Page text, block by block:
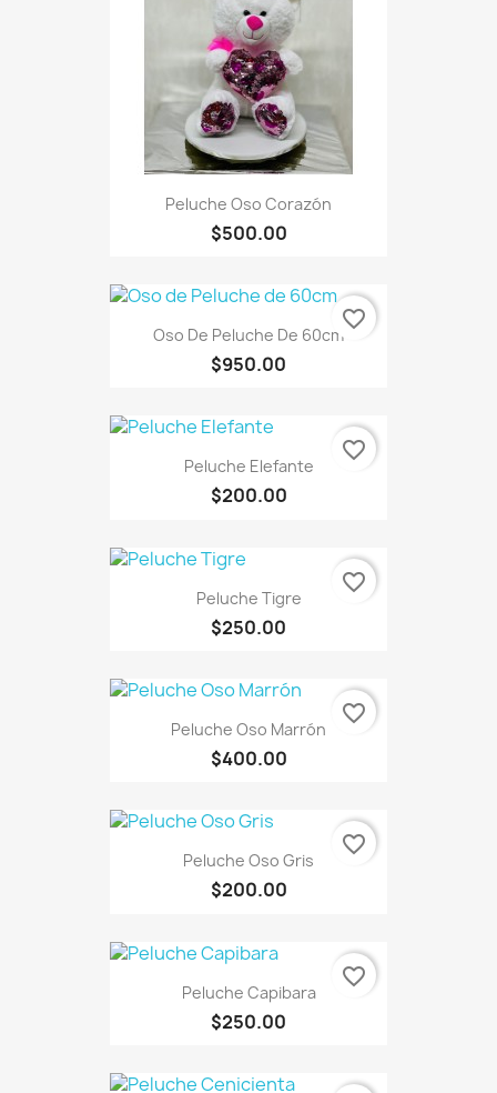
Peluche Oso Corazón
$500.00
Oso De Peluche De 60cm
$950.00
favorite_border
Peluche Elefante
$200.00
favorite_border
Peluche Tigre
$250.00
favorite_border
Peluche Oso Marrón
$400.00
favorite_border
Peluche Oso Gris
$200.00
favorite_border
Peluche Capibara
$250.00
favorite_border